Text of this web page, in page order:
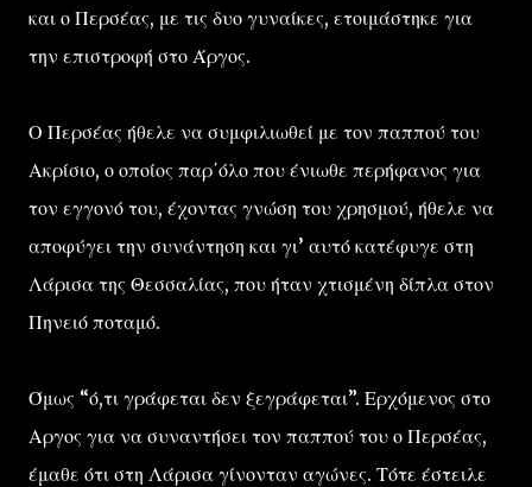
και ο Περσέας, με τις δυο γυναίκες, ετοιμάστηκε για
την επιστροφή στο Άργος.
Ο Περσέας ήθελε να συμφιλιωθεί με τον παππού του
Ακρίσιο, ο οποίος παρ΄όλο που ένιωθε περήφανος για
τον εγγονό του, έχοντας γνώση του χρησμού, ήθελε να
αποφύγει την συνάντηση και γι’ αυτό κατέφυγε στη
Λάρισα της Θεσσαλίας, που ήταν χτισμένη δίπλα στον
Πηνειό ποταμό.
Όμως “ό,τι γράφεται δεν ξεγράφεται”. Ερχόμενος στο
Αργος για να συναντήσει τον παππού του ο Περσέας,
έμαθε ότι στη Λάρισα γίνονταν αγώνες. Τότε έστειλε